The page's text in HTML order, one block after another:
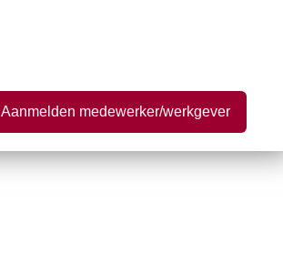
Aanmelden medewerker/werkgever